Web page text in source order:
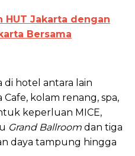
HUT Jakarta dengan
Bersama
di hotel antara lain
kolam renang, spa,
keperluan MICE,
Grand Ballroom dan tiga
daya tampung hingga